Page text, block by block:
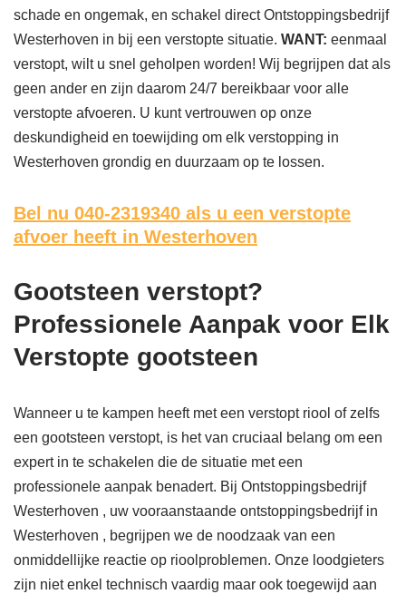
schade en ongemak, en schakel direct Ontstoppingsbedrijf
Westerhoven in bij een verstopte situatie. WANT: eenmaal
verstopt, wilt u snel geholpen worden! Wij begrijpen dat als
geen ander en zijn daarom 24/7 bereikbaar voor alle
verstopte afvoeren. U kunt vertrouwen op onze
deskundigheid en toewijding om elk verstopping in
Westerhoven grondig en duurzaam op te lossen.
Bel nu 040-2319340 als u een verstopte
afvoer heeft in Westerhoven
Gootsteen verstopt?
Professionele Aanpak voor Elk
Verstopte gootsteen
Wanneer u te kampen heeft met een verstopt riool of zelfs
een gootsteen verstopt, is het van cruciaal belang om een
expert in te schakelen die de situatie met een
professionele aanpak benadert. Bij Ontstoppingsbedrijf
Westerhoven , uw vooraanstaande ontstoppingsbedrijf in
Westerhoven , begrijpen we de noodzaak van een
onmiddellijke reactie op rioolproblemen. Onze loodgieters
zijn niet enkel technisch vaardig maar ook toegewijd aan